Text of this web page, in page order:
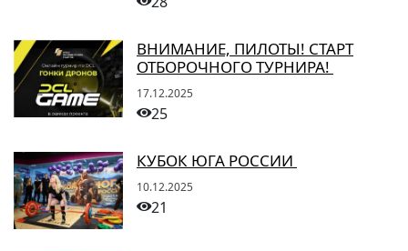
ВНИМАНИЕ, ПИЛОТЫ! СТАРТ
ОТБОРОЧНОГО ТУРНИРА!
17.12.2025
25
КУБОК ЮГА РОССИИ
10.12.2025
21